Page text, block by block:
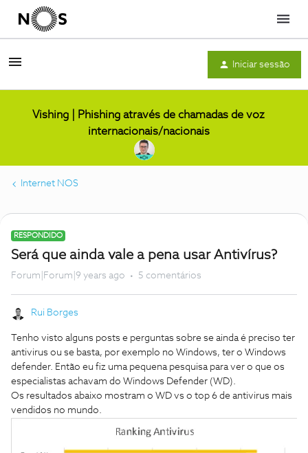
Menu
Iniciar sessão
Vishing | Phishing através de chamadas de voz
internacionais/nacionais
Internet NOS
RESPONDIDO
Será que ainda vale a pena usar Antivírus?
Forum|Forum|9 years ago 5 comentários
Rui Borges
Tenho visto alguns posts e perguntas sobre se ainda é preciso ter
antivirus ou se basta, por exemplo no Windows, ter o Windows
defender. Então eu fiz uma pequena pesquisa para ver o que os
especialistas achavam do Windows Defender (WD).
Os resultados abaixo mostram o WD vs o top 6 de antivirus mais
vendidos no mundo.